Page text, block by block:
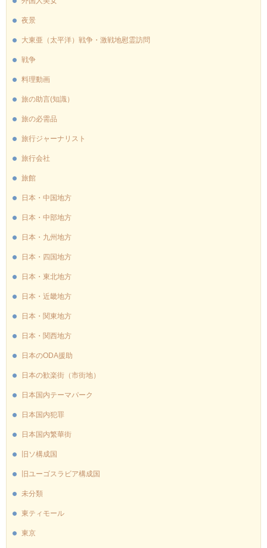
夜景
大東亜（太平洋）戦争・激戦地慰霊訪問
戦争
料理動画
旅の助言(知識）
旅の必需品
旅行ジャーナリスト
旅行会社
旅館
日本・中国地方
日本・中部地方
日本・九州地方
日本・四国地方
日本・東北地方
日本・近畿地方
日本・関東地方
日本・関西地方
日本のODA援助
日本の歓楽街（市街地）
日本国内テーマパーク
日本国内犯罪
日本国内繁華街
旧ソ構成国
旧ユーゴスラビア構成国
未分類
東ティモール
東京